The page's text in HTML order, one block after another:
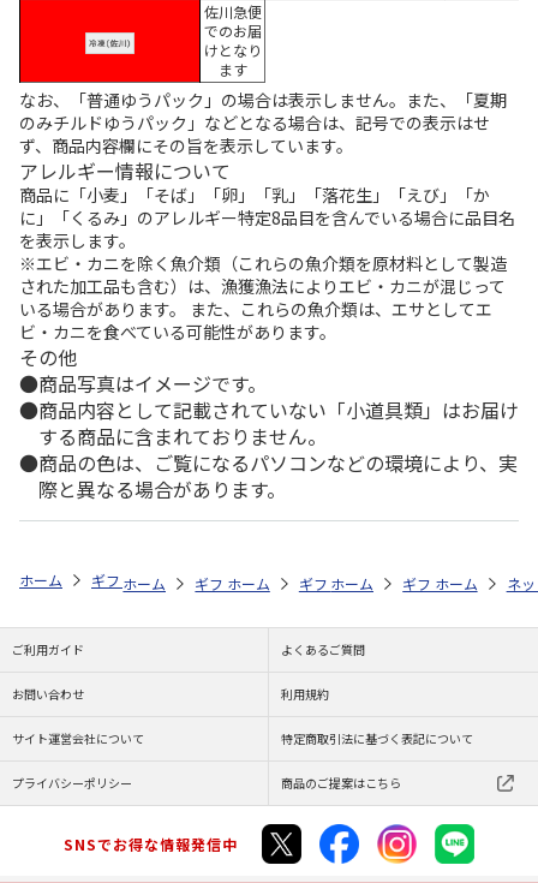
佐川急便
でのお届
けとなり
ます
なお、「普通ゆうパック」の場合は表示しません。また、「夏期
のみチルドゆうパック」などとなる場合は、記号での表示はせ
ず、商品内容欄にその旨を表示しています。
アレルギー情報について
商品に「小麦」「そば」「卵」「乳」「落花生」「えび」「か
に」「くるみ」のアレルギー特定8品目を含んでいる場合に品目名
を表示します。
※エビ・カニを除く魚介類（これらの魚介類を原材料として製造
された加工品も含む）は、漁獲漁法によりエビ・カニが混じって
いる場合があります。 また、これらの魚介類は、エサとしてエ
ビ・カニを食べている可能性があります。
その他
商品写真はイメージです。
商品内容として記載されていない「小道具類」はお届け
する商品に含まれておりません。
商品の色は、ご覧になるパソコンなどの環境により、実
際と異なる場合があります。
ホーム ギフトストア お中元・夏ギフト特集 2026 そうめん・麺類
ホーム ギフトストア お中元・夏ギフト特集 2026
ホーム ギフトストア お中元・夏ギフト
ホーム ギフトストア お
ホーム ネ
ご利用ガイド よくあるご質問
お問い合わせ 利用規約
サイト運営会社について 特定商取引法に基づく表記について
プライバシーポリシー 商品のご提案はこちら
SNSでお得な情報発信中